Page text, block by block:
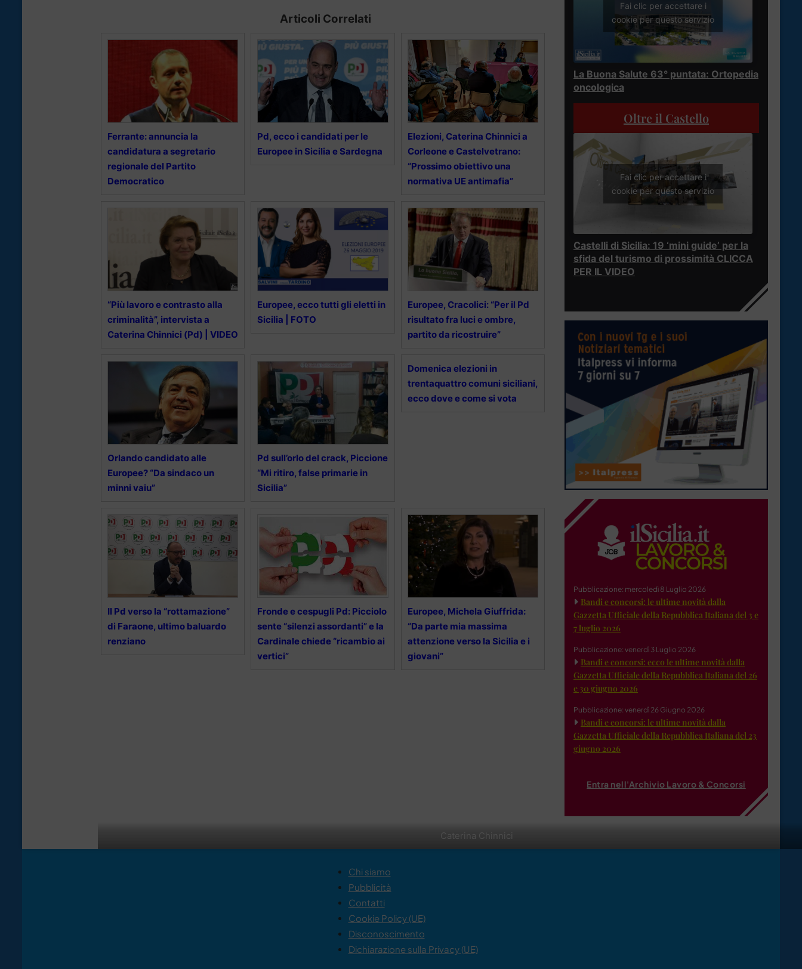
Caterina Chinnici
Articoli Correlati
Ferrante: annuncia la
candidatura a segretario
regionale del Partito
Democratico
Pd, ecco i candidati per le
Europee in Sicilia e Sardegna
Elezioni, Caterina Chinnici a
Corleone e Castelvetrano:
“Prossimo obiettivo una
normativa UE antimafia”
“Più lavoro e contrasto alla
criminalità”, intervista a
Caterina Chinnici (Pd) | VIDEO
Europee, ecco tutti gli eletti in
Sicilia | FOTO
Europee, Cracolici: “Per il Pd
risultato fra luci e ombre,
partito da ricostruire”
Orlando candidato alle
Europee? “Da sindaco un
minni vaiu”
Pd sull’orlo del crack, Piccione
“Mi ritiro, false primarie in
Sicilia”
Domenica elezioni in
trentaquattro comuni siciliani,
ecco dove e come si vota
Il Pd verso la “rottamazione”
di Faraone, ultimo baluardo
renziano
Fronde e cespugli Pd: Picciolo
sente “silenzi assordanti” e la
Cardinale chiede “ricambio ai
vertici”
Europee, Michela Giuffrida:
“Da parte mia massima
attenzione verso la Sicilia e i
giovani”
Fai clic per accettare i
cookie per questo servizio
La Buona Salute 63° puntata: Ortopedia
oncologica
Oltre il Castello
Fai clic per accettare i
cookie per questo servizio
Castelli di Sicilia: 19 ‘mini guide’ per la
sfida del turismo di prossimità CLICCA
PER IL VIDEO
Pubblicazione: mercoledì 8 Luglio 2026
Bandi e concorsi: le ultime novità dalla
Gazzetta Ufficiale della Repubblica Italiana del 3 e
7 luglio 2026
Pubblicazione: venerdì 3 Luglio 2026
Bandi e concorsi: ecco le ultime novità dalla
Gazzetta Ufficiale della Repubblica Italiana del 26
e 30 giugno 2026
Pubblicazione: venerdì 26 Giugno 2026
Bandi e concorsi: le ultime novità dalla
Gazzetta Ufficiale della Repubblica Italiana del 23
giugno 2026
Entra nell'Archivio Lavoro & Concorsi
Chi siamo
Pubblicità
Contatti
Cookie Policy (UE)
Disconoscimento
Dichiarazione sulla Privacy (UE)